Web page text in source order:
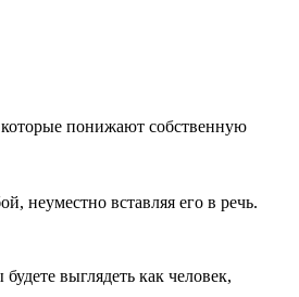
понижают собственную
неуместно вставляя его в речь.
выглядеть как человек,